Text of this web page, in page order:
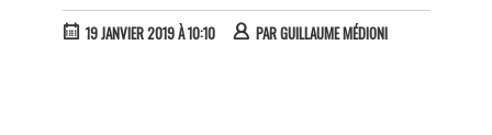
19 JANVIER 2019 À 10:10 PARGUILLAUME MÉDIONI